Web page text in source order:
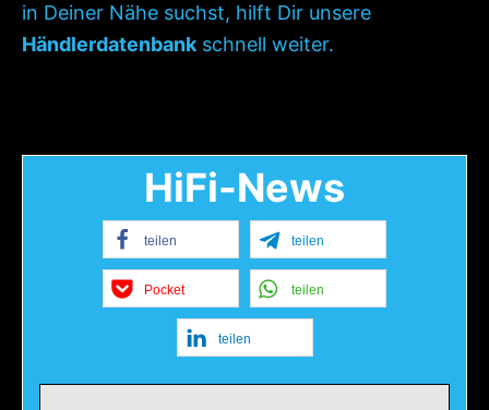
in Deiner Nähe suchst, hilft Dir unsere
Händlerdatenbank schnell weiter.
HiFi-News
teilen teilen
Pocket teilen
teilen